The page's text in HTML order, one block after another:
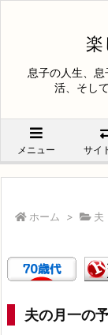
楽
息子の人生、
活、そし
メニュー サイ
ホーム > 夫
夫の月一の